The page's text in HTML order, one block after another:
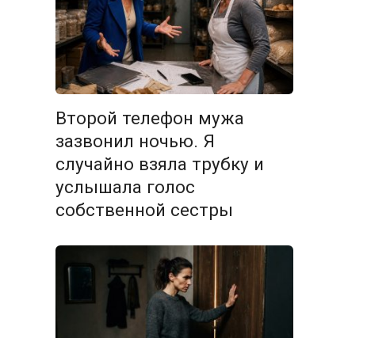
Второй телефон мужа
зазвонил ночью. Я
случайно взяла трубку и
услышала голос
собственной сестры